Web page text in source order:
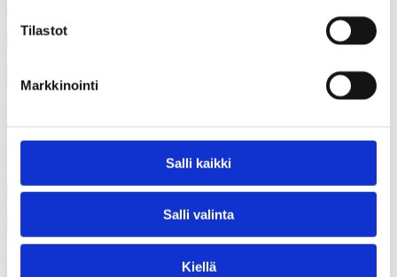
Tilastot
Markkinointi
Salli kaikki
Salli valinta
Kiellä
Teksti: Sami Borg
Vaalitutkimus kertoo demokratiavajeesta hyvinvointialueilla
Teksti: Jenni Airaksinen
26.03.2026